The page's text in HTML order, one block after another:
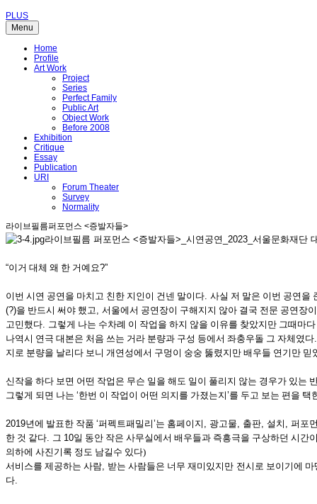
PLUS
Menu
Home
Profile
Art Work
Project
Series
Perfect Family
Public Art
Object Work
Before 2008
Exhibition
Critique
Essay
Publication
URI
Forum Theater
Survey
Normality
라이브필름퍼포먼스 <증발자들>
라이브필름 퍼포먼스 <증발자들>_시연공연_2023_서울문화재단
“이거 대체 왜 한 거예요?”
이번 시연 공연을 마치고 친한 지인이 건넨 말이다. 사실 저 말은 이번 공연을
(?)을 반드시 써야 했고, 서울에서 공연장이 구해지지 않아 결국 전문 공연장
고민했다. 그렇게 나는 수차례 이 작업을 하지 않을 이유를 찾았지만 그때마
나역시 연극 대본은 처음 쓰는 거라 분량과 구성 등에서 좌충우돌 그 자체였다
지로 분량을 날리다 보니 개연성에서 구멍이 숭숭 뚫렸지만 배우들 연기만 믿
신작을 하다 보면 어떤 작업은 무슨 일을 해도 일이 풀리지 않는 경우가 있는
그렇게 되면 나는 ‘한번 이 작업이 어떤 의지를 가졌는지’를 두고 보는 편을 택
2019년에 발표한 작품 ‘퍼펙트패밀리’는 홈페이지 , 광고물, 출판, 설치 , 퍼포
한 것 같다. 그 10일 동안 작은 사무실에서 배우들과 즉흥극을 구상하던 시간
의하에 사진기록 정도 남길수 있다)
서비스를 제공하는 사람, 받는 사람들은 너무 재미있지만 전시로 보이기에 마
다.